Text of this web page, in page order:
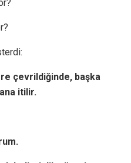
çevrildiğinde, başka
itilir.